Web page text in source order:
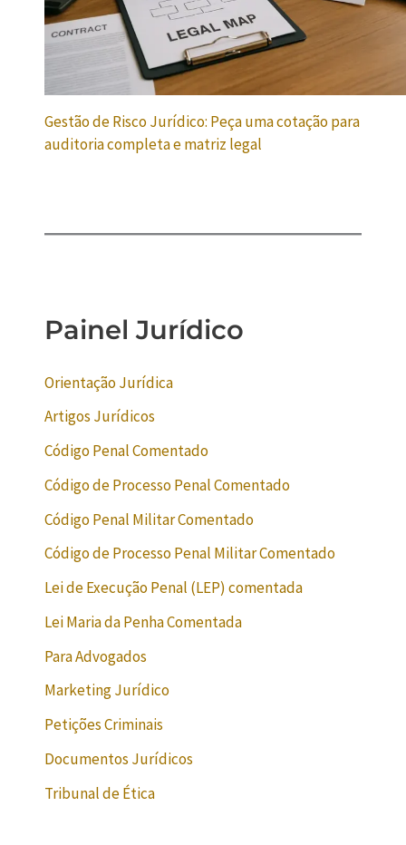
Gestão de Risco Jurídico: Peça uma cotação para
auditoria completa e matriz legal
Painel Jurídico
Orientação Jurídica
Artigos Jurídicos
Código Penal Comentado
Código de Processo Penal Comentado
Código Penal Militar Comentado
Código de Processo Penal Militar Comentado
Lei de Execução Penal (LEP) comentada
Lei Maria da Penha Comentada
Para Advogados
Marketing Jurídico
Petições Criminais
Documentos Jurídicos
Tribunal de Ética